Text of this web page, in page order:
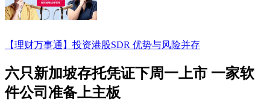
【理财万事通】投资港股SDR 优势与风险并存
六只新加坡存托凭证下周一上市 一家软
件公司准备上主板